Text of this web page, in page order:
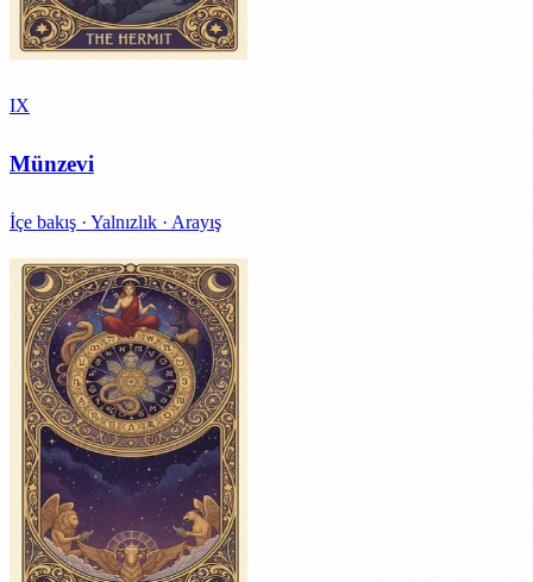
IX
Münzevi
İçe bakış · Yalnızlık · Arayış